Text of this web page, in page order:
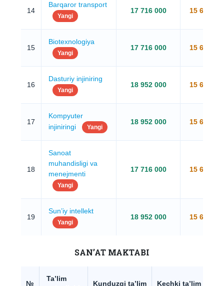
14
Barqaror transport
Yangi
17 716 000 15 656
15
Biotexnologiya
Yangi
17 716 000 15 656
16
Dasturiy injiniring
Yangi
18 952 000 15 656
17
Kompyuter
injiniringi
Yangi
18 952 000 15 656
18
Sanoat
muhandisligi va
menejmenti
Yangi
17 716 000 15 656
19
Sun’iy intellekt
Yangi
18 952 000 15 656
SAN’AT MAKTABI
№
Ta’lim
Kunduzgi ta’lim Kechki ta’lim